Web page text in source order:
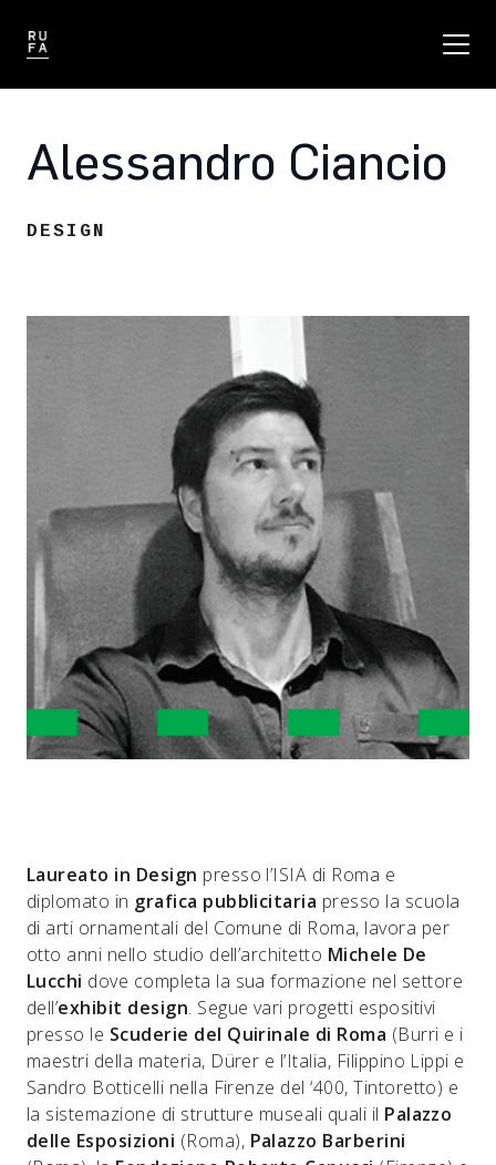
Alessandro Ciancio
DESIGN
Laureato in Design presso l’ISIA di Roma e
diplomato in grafica pubblicitaria presso la scuola
di arti ornamentali del Comune di Roma, lavora per
otto anni nello studio dell’architetto Michele De
Lucchi dove completa la sua formazione nel settore
dell’exhibit design. Segue vari progetti espositivi
presso le Scuderie del Quirinale di Roma (Burri e i
maestri della materia, Dürer e l’Italia, Filippino Lippi e
Sandro Botticelli nella Firenze del ‘400, Tintoretto) e
la sistemazione di strutture museali quali il Palazzo
delle Esposizioni (Roma), Palazzo Barberini